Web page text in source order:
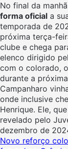
No final da
forma oficial a
temporada de
próxima terça-
clube e chega
elenco dirigido
com o colorado,
durante a
Campanharo
onde inclusive
Henrique. Ele,
revelado pelo
dezembro de
Novo reforço